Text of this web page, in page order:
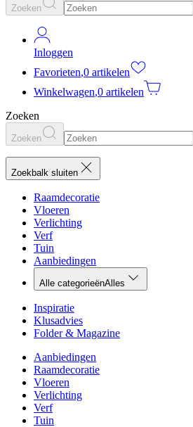
Zoeken
Inloggen
Favorieten,0 artikelen
Winkelwagen,0 artikelen
Zoeken
Zoeken
Zoekbalk sluiten
Raamdecoratie
Vloeren
Verlichting
Verf
Tuin
Aanbiedingen
Alle categorieënAlles
Inspiratie
Klusadvies
Folder & Magazine
Aanbiedingen
Raamdecoratie
Vloeren
Verlichting
Verf
Tuin